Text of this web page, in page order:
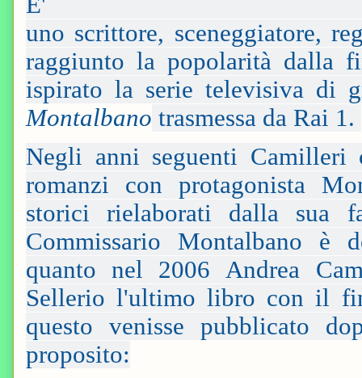
uno scrittore, sceneggiatore,
raggiunto la popolarità dalla
ispirato la serie televisiva di
Montalbano trasmessa da Rai 1.
Negli anni seguenti Camilleri
romanzi con protagonista
storici rielaborati dalla sua
Commissario Montalbano è
quanto nel 2006 Andrea
Sellerio l'ultimo libro con il
questo venisse pubblicato
proposito: